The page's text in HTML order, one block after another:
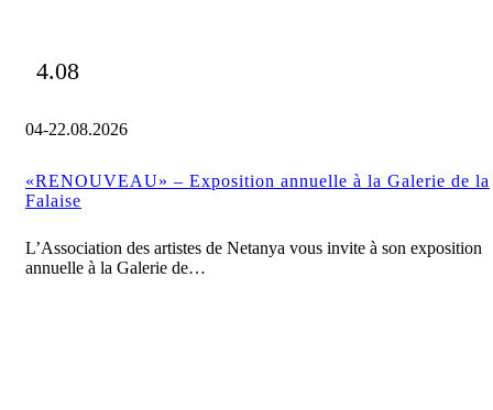
04-22.08.2026
«RENOUVEAU» – Exposition annuelle à la Galerie de la
Falaise
L’Association des artistes de Netanya vous invite à son exposition
annuelle à la Galerie de…
4.08